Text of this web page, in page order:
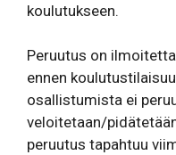
koulutukseen.
Peruutus on
ennen
osallistumista ei
veloitetaan/
peruutus tapahtuu